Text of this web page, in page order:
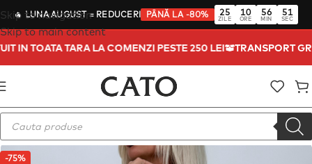
🔥 LUNA AUGUST= REDUCERI PÂNĂ LA -80% 25
ZILE
10
ORE
56
MIN
50
SEC
Skip to navigation
Skip to main content
IN TOATA TARA LA COMENZI PESTE 250 LEI TRANSPORT
-75%